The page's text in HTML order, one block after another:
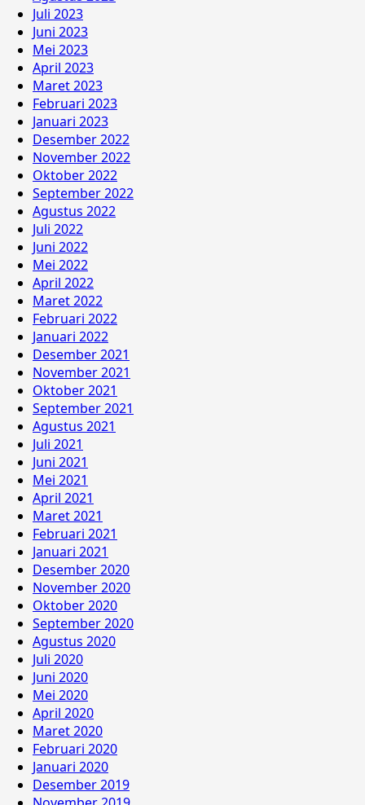
Juli 2023
Juni 2023
Mei 2023
April 2023
Maret 2023
Februari 2023
Januari 2023
Desember 2022
November 2022
Oktober 2022
September 2022
Agustus 2022
Juli 2022
Juni 2022
Mei 2022
April 2022
Maret 2022
Februari 2022
Januari 2022
Desember 2021
November 2021
Oktober 2021
September 2021
Agustus 2021
Juli 2021
Juni 2021
Mei 2021
April 2021
Maret 2021
Februari 2021
Januari 2021
Desember 2020
November 2020
Oktober 2020
September 2020
Agustus 2020
Juli 2020
Juni 2020
Mei 2020
April 2020
Maret 2020
Februari 2020
Januari 2020
Desember 2019